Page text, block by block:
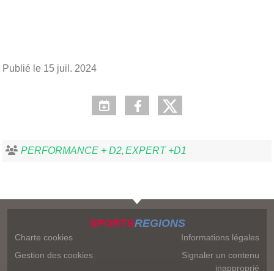
Publié le 15 juil. 2024
PERFORMANCE + D2 EXPERT +D1
SPORTSREGIONS
Charte cookies
Gestion des cookies
Informations légales
Signaler un contenu
inapproprié